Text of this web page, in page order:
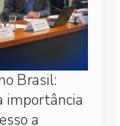
Brasil:
importância
a